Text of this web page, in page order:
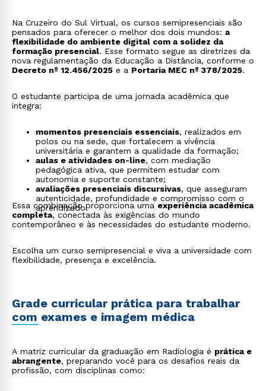
Na Cruzeiro do Sul Virtual, os cursos semipresenciais são
pensados para oferecer o melhor dos dois mundos: a
flexibilidade do ambiente digital com a solidez da
formação presencial. Esse formato segue as diretrizes da
nova regulamentação da Educação a Distância, conforme o
Decreto nº 12.456/2025 e a Portaria MEC nº 378/2025.
O estudante participa de uma jornada acadêmica que
integra:
momentos presenciais essenciais, realizados em
polos ou na sede, que fortalecem a vivência
universitária e garantem a qualidade da formação;
aulas e atividades on-line, com mediação
pedagógica ativa, que permitem estudar com
autonomia e suporte constante;
avaliações presenciais discursivas, que asseguram
autenticidade, profundidade e compromisso com o
aprendizado.
Essa combinação proporciona uma experiência acadêmica
completa, conectada às exigências do mundo
contemporâneo e às necessidades do estudante moderno.
Escolha um curso semipresencial e viva a universidade com
flexibilidade, presença e excelência.
Grade curricular prática para trabalhar
com exames e imagem médica
A matriz curricular da graduação em Radiologia é prática e
abrangente, preparando você para os desafios reais da
profissão, com disciplinas como: